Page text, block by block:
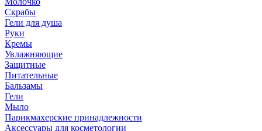
Скрабы
Гели для душа
Руки
Кремы
Увлажняющие
Защитные
Питательные
Бальзамы
Гели
Мыло
Парикмахерские принадлежности
Аксессуары для косметологии